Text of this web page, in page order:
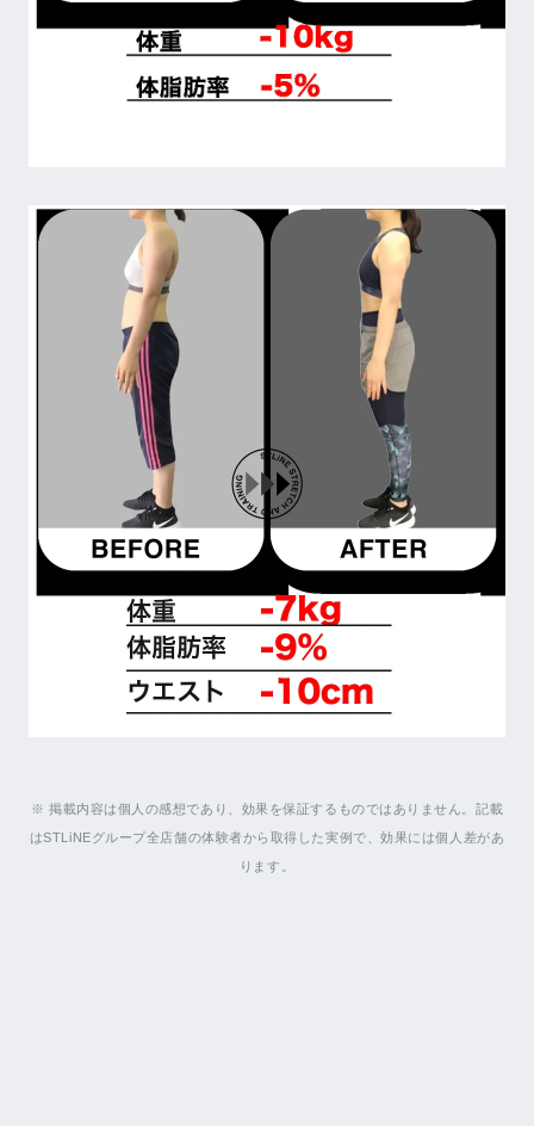
※ 掲載内容は個人の感想であり、効果を保証するものではありません。記載
はSTLiNEグループ全店舗の体験者から取得した実例で、効果には個人差があ
ります。